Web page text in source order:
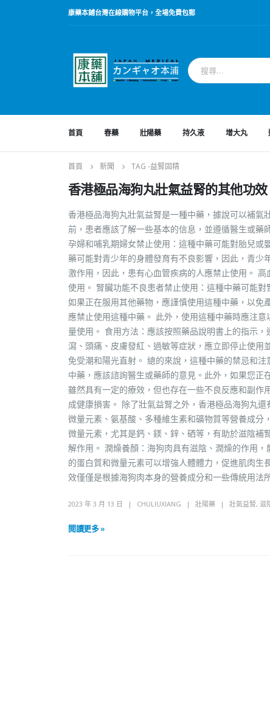
康藥本鋪台灣在線購物平台，全場免費包郵
首頁 春藥 壯陽藥 持久液 增大丸
首頁 新聞 TAG -益腎固精
香港極品海狗丸壯氣益腎的其他功
香港極品海狗丸壯氣益腎是一種中藥，據說可以補
前，患者應該了解一些基本的信息，並遵循醫生或藥
孕婦和哺乳期婦女禁止使用：這種中藥可能對胎兒
藥可能對青少年的身體發育有不良影響，因此，青
激作用，因此，患有心血管疾病的人應禁止使用。
使用。 腎臟功能不良患者禁止使用：這種中藥可能
如果正在服用其他藥物，應謹慎使用這種中藥，以免
應禁止使用這種中藥。 此外，使用這種中藥時應注
量使用。 食用方法：應該按照藥品說明書上的指示
瀉、頭痛、皮膚發紅、過敏等症狀，應立即停止使
免受潮和陽光直射。 總的來說，這種中藥的禁忌和
中藥，應該諮詢醫生或藥師的意見。此外，如果您
雖然具有一定的療效，但也存在一些不良反應和副
成健康損害。 除了壯氣益腎之外，香港極品海狗丸
微量元素、氨基酸、多種維生素和礦物質等營養成
微量元素，尤其是鈣、鎂、鋅、硒等，有助於滋陰
解作用。 潤燥養顏：海狗肉具有滋陰、潤燥的作用
的蛋白質和微量元素可以增強人體體力，促進肌肉
效僅僅是根據海狗肉本身的營養成分和一些傳統用法
2023 年 3 月 13 日 CHULIUXIANG 壯陽藥 壯氣益腎, 滋
閱讀更多 »